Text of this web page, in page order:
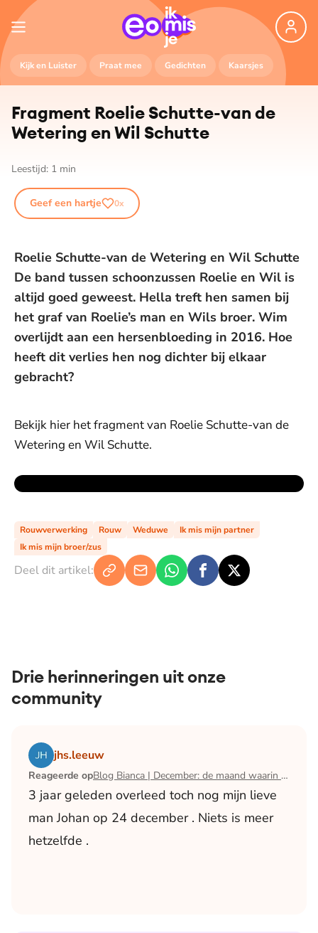
Kijk en Luister Praat mee Gedichten Kaarsjes
Fragment Roelie Schutte-van de
Wetering en Wil Schutte
Leestijd: 1 min
Geef een hartje 0x
Roelie Schutte-van de Wetering en Wil Schutte
De band tussen schoonzussen Roelie en Wil is
altijd goed geweest. Hella treft hen samen bij
het graf van Roelie’s man en Wils broer. Wim
overlijdt aan een hersenbloeding in 2016. Hoe
heeft dit verlies hen nog dichter bij elkaar
gebracht?
Bekijk hier het fragment van Roelie Schutte-van de
Wetering en Wil Schutte.
Rouwverwerking Rouw Weduwe
Ik mis mijn partner
Ik mis mijn broer/zus
Deel dit artikel:
Drie herinneringen uit onze
community
jhs.leeuw
Reageerde op Blog Bianca | December: de maand waarin ik mijn man verloor
3 jaar geleden overleed toch nog mijn lieve
man Johan op 24 december . Niets is meer
hetzelfde .
Lees het artikel Blog Bianca | December: de maand